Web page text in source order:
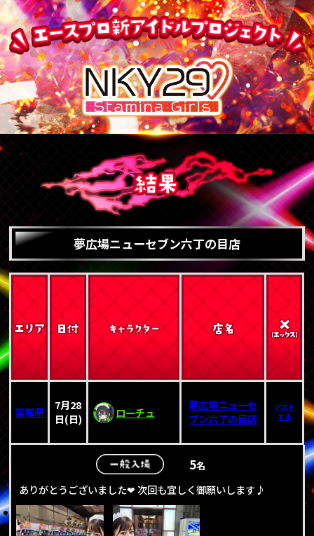
夢広場ニューセブン六丁の目店
宮城県
7月28
日(日)
ローチュ
夢広場ニューセ
ブン六丁の目店
ポスト
する
5名
ありがとうございました❤ 次回も宜しく御願いします♪